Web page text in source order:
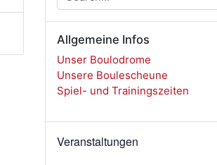
Allgemeine Infos
Unser Boulodrome
Unsere Boulescheune
Spiel- und Trainingszeiten
Veranstaltungen